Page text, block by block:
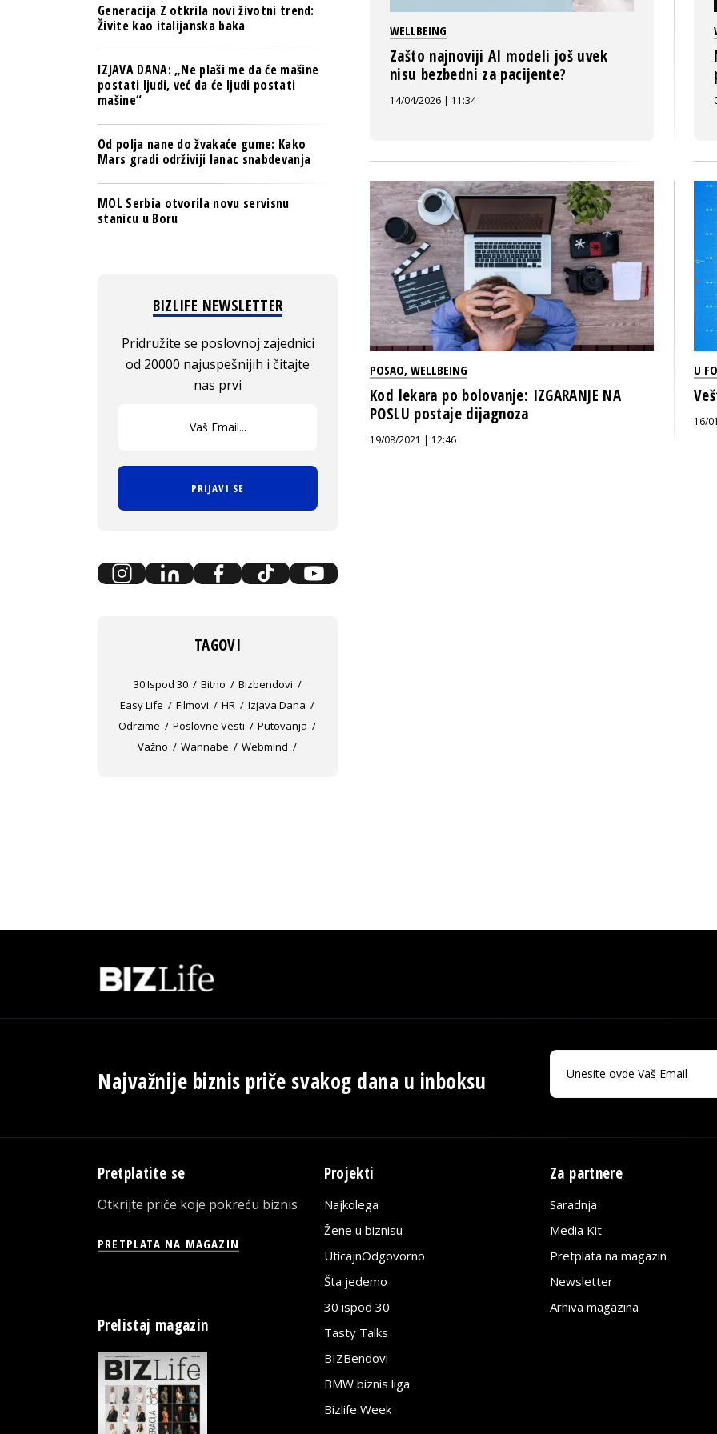
WELLBEING
Zašto najnoviji AI modeli još uvek
nisu bezbedni za pacijente?
14/04/2026 | 11:34
POSAO, WELLBEING
Kod lekara po bolovanje: IZGARANJE NA
POSLU postaje dijagnoza
19/08/2021 | 12:46
U
16/
Generacija Z otkrila novi životni trend:
Živite kao italijanska baka
IZJAVA DANA: „Ne plaši me da će mašine
postati ljudi, već da će ljudi postati
mašine“
Od polja nane do žvakaće gume: Kako
Mars gradi održiviji lanac snabdevanja
MOL Serbia otvorila novu servisnu
stanicu u Boru
BIZLIFE NEWSLETTER
Pridružite se poslovnoj zajednici
od 20000 najuspešnijih i čitajte
nas prvi
PRIJAVI SE
TAGOVI
30 Ispod 30 Bitno
Bizbendovi
Easy Life
Filmovi HR
Izjava Dana
Odrzime
Poslovne Vesti
Putovanja
Važno
Wannabe Webmind
Najvažnije biznis priče svakog dana u inboksu
Pretplatite se
Otkrijte priče koje pokreću biznis
PRETPLATA NA MAGAZIN
Prelistaj magazin
Projekti
Najkolega
Žene u biznisu
UticajnOdgovorno
Šta jedemo
30 ispod 30
Tasty Talks
BIZBendovi
BMW biznis liga
Bizlife Week
Za partnere
Saradnja
Media Kit
Pretplata na magazin
Newsletter
Arhiva magazina